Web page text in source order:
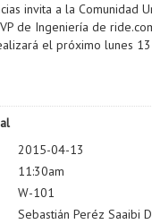
invita a la Comunidad
de Ingeniería de
el próximo lunes
2015-04-13
11:30am
W-101
Sebastián Peréz Saaibi